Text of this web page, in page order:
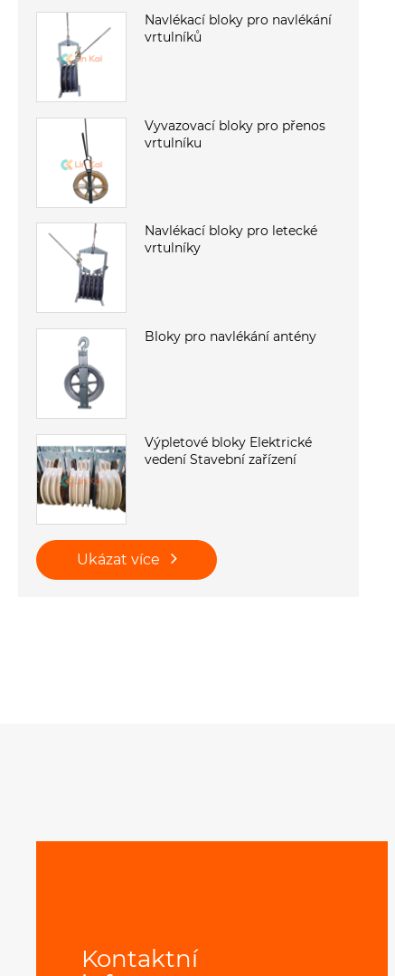
Navlékací bloky pro navlékání
vrtulníků
Vyvazovací bloky pro přenos
vrtulníku
Navlékací bloky pro letecké
vrtulníky
Bloky pro navlékání antény
Výpletové bloky Elektrické
vedení Stavební zařízení
Ukázat více
Kontaktní